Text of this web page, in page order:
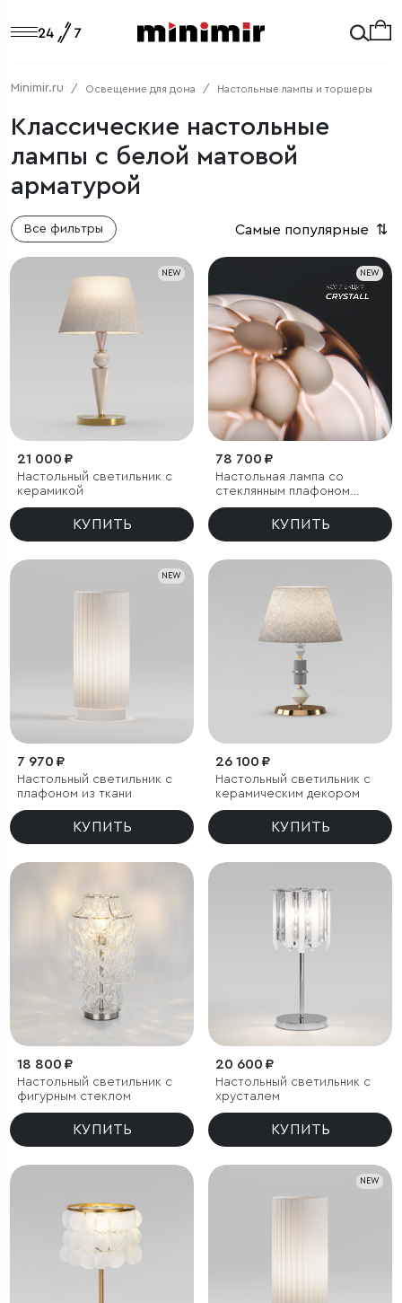
Minimir.ru Освещение для дома Настольные лампы и торшеры
Классические настольные
лампы с белой матовой
арматурой
Все фильтры Самые популярные ⇅
NEW
21 000 ₽
Настольный светильник с
керамикой
КУПИТЬ
NEW
78 700 ₽
Настольная лампа со
стеклянным плафоном
ручной работы
КУПИТЬ
NEW
7 970 ₽
Настольный светильник с
плафоном из ткани
КУПИТЬ
26 100 ₽
Настольный светильник с
керамическим декором
КУПИТЬ
18 800 ₽
Настольный светильник с
фигурным стеклом
КУПИТЬ
20 600 ₽
Настольный светильник с
хрусталем
КУПИТЬ
NEW